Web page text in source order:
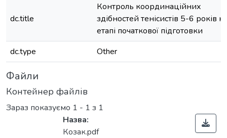
dc.title
Контроль координаційних
здібностей тенісистів 5-6 років
етапі початкової підготовки
dc.type
Other
Файли
Контейнер файлів
Зараз показуємо 1 - 1 з 1
Назва:
Козак.pdf